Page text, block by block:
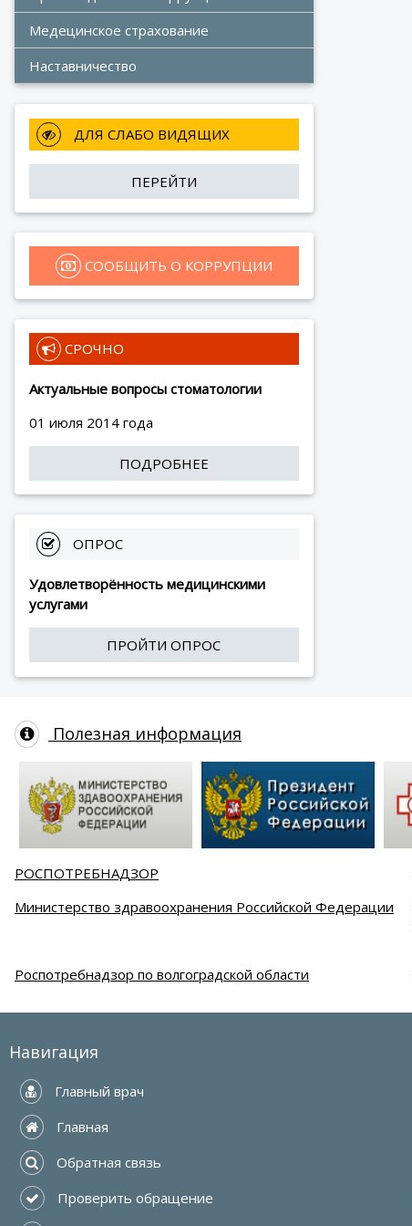
Медецинское страхование
Наставничество
ДЛЯ СЛАБО ВИДЯЩИХ
ПЕРЕЙТИ
СООБЩИТЬ О КОРРУПЦИИ
СРОЧНО
Актуальные вопросы стоматологии
01 июля 2014 года
ПОДРОБНЕЕ
ОПРОС
Удовлетворённость медицинскими
услугами
ПРОЙТИ ОПРОС
Полезная информация
РОСПОТРЕБНАДЗОР
Министерство здравоохранения Российской Федерации
Роспотребнадзор по волгоградской области
Навигация
Главный врач
Главная
Обратная связь
Проверить обращение